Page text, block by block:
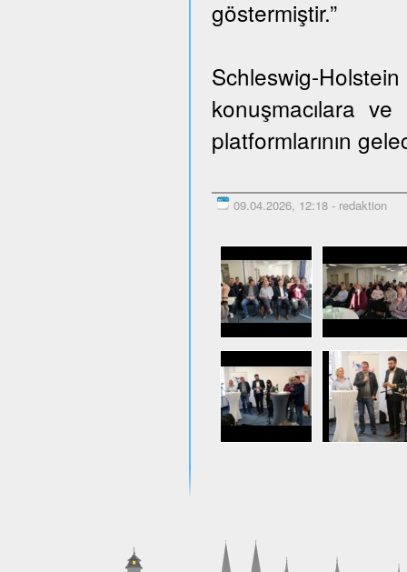
göstermiştir.”
Schleswig-
konuşmacılara
platformlarının
09.04.2026, 12:18 - redaktion